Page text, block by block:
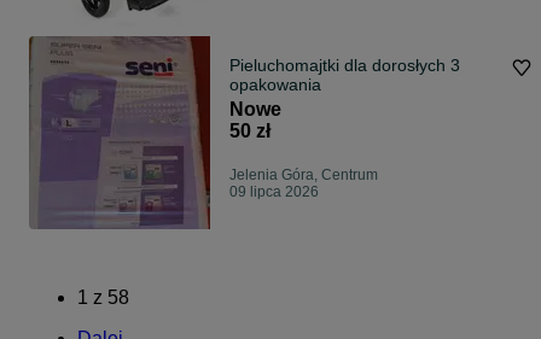
Pieluchomajtki dla dorosłych 3
opakowania
Nowe
50 zł
Jelenia Góra, Centrum
09 lipca 2026
1 z 58